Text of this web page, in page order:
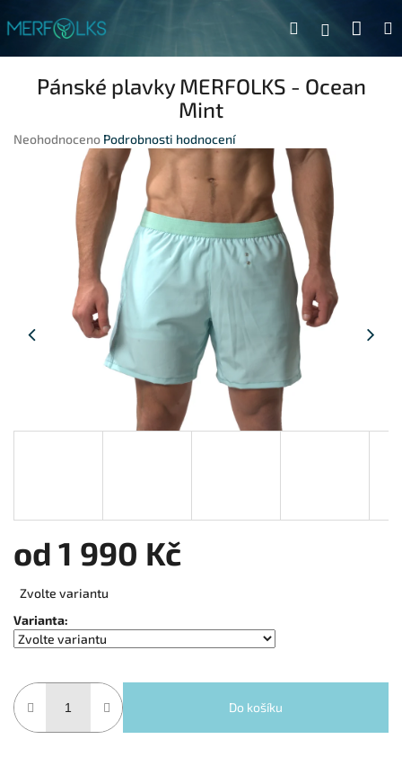
Hledat
Pánské plavky MERFOLKS - Ocean
Mint
Průměrné hodnocení produktu je 0,0 z 5 hvězdiček.
Neohodnoceno Podrobnosti hodnocení
od 1 990 Kč
Zvolte variantu
Varianta:
Do košíku